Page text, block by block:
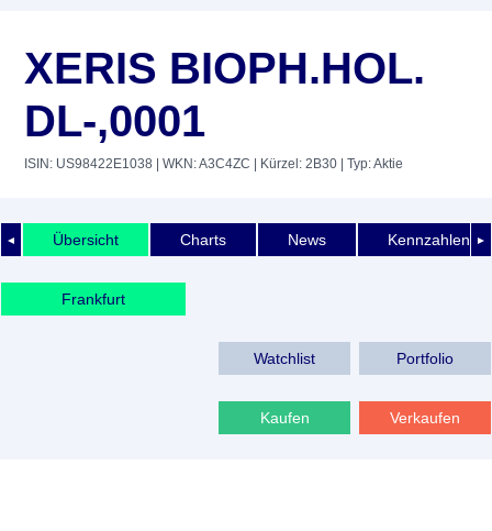
XERIS BIOPH.HOL.
DL-,0001
ISIN: US98422E1038 | WKN: A3C4ZC | Kürzel: 2B30 | Typ: Aktie
◄ ►
Übersicht Charts News Kennzahlen
Frankfurt
Watchlist Portfolio
Kaufen Verkaufen